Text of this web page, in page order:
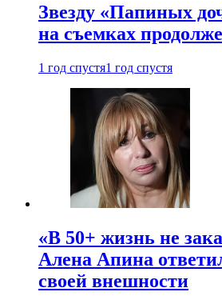
Звезду «Папиных
на съемках
1 год спустя1 год спустя
«В 50+ жизнь не
Алена Апина
своей внешности